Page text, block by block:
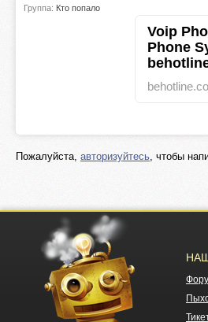
Группа: Кто попало
Voip
Phone
Пожалуйста, авторизуйтесь, чтобы